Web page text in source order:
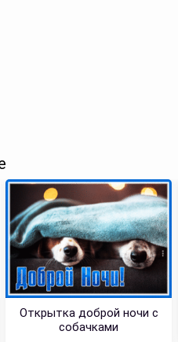
Открытка доброй ночи с
собачками